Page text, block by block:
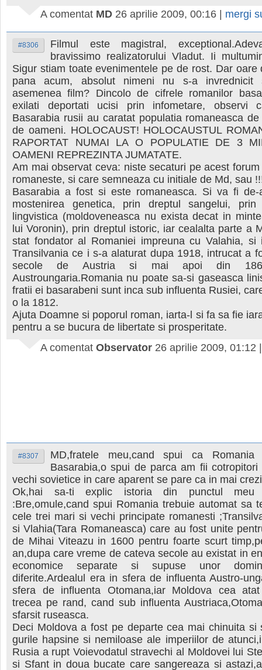
A comentat MD 26 aprilie 2009, 00:16 | mergi
#8306
Filmul este magistral,
bravissimo realizatorului Vladut. Ii
Sigur stiam toate evenimentele pe de rost. Dar oare
pana acum, absolut nimeni nu s-a
asemenea film? Dincolo de cifrele romanilor
exilati deportati ucisi prin infometare, observi
Basarabia rusii au caratat populatia romaneasca
de oameni. HOLOCAUST! HOLOCAUSTUL
RAPORTAT NUMAI LA O POPULATIE DE 3
OAMENI REPREZINTA JUMATATE.
Am mai observat ceva: niste secaturi pe acest
romaneste, si care semneaza cu initiale de Md, sau
Basarabia a fost si este romaneasca. Si va fi de-
mostenirea genetica, prin dreptul sangelui, prin
lingvistica (moldoveneasca nu exista decat in
lui Voronin), prin dreptul istoric, iar cealalta parte a
stat fondator al Romaniei impreuna cu Valahia, si
Transilvania ce i s-a alaturat dupa 1918, intrucat a
secole de Austria si mai apoi din
Austroungaria.Romania nu poate sa-si gaseasca
fratii ei basarabeni sunt inca sub influenta Rusiei,
o la 1812.
Ajuta Doamne si poporul roman, iarta-l si fa sa fie
pentru a se bucura de libertate si prosperitate.
A comentat Observator 26 aprilie 2009, 01:12
#8307
MD,fratele meu,cand spui ca Romania
Basarabia,o spui de parca am fii
vechi sovietice in care aparent se pare ca in mai
Ok,hai sa-ti explic istoria din punctul meu
:Bre,omule,cand spui Romania trebuie automat sa
cele trei mari si vechi principate romanesti
si Vlahia(Tara Romaneasca) care au fost unite
de Mihai Viteazu in 1600 pentru foarte scurt
an,dupa care vreme de cateva secole au existat in
economice separate si supuse unor
diferite.Ardealul era in sfera de influenta Austro-
sfera de influenta Otomana,iar Moldova cea
trecea pe rand, cand sub influenta
sfarsit ruseasca.
Deci Moldova a fost pe departe cea mai chinuita si
gurile hapsine si nemiloase ale imperiilor de
Rusia a rupt Voievodatul stravechi al Moldovei lui
si Sfant in doua bucate care sangereaza si